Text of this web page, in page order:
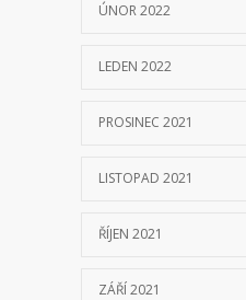
ÚNOR 2022
LEDEN 2022
PROSINEC 2021
LISTOPAD 2021
ŘÍJEN 2021
ZÁŘÍ 2021